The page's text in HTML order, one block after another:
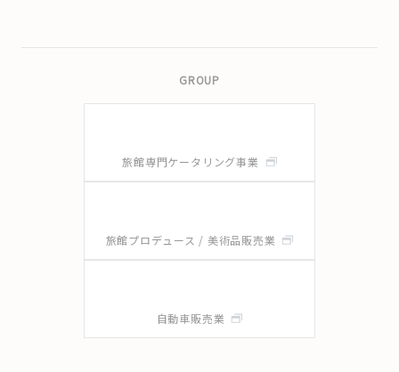
GROUP
旅館専門ケータリング事業
旅館プロデュース / 美術品販売業
自動車販売業